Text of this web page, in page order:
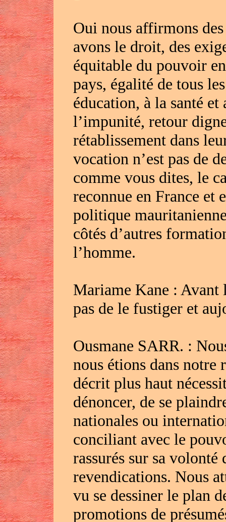
Oui nous affirmons
avons le droit, des
équitable du pouvoir
pays, égalité de tous
éducation, à la santé
l’impunité, retour
rétablissement dans
vocation n’est pas de
comme vous dites, le
reconnue en France et
politique
côtés d’autres
l’homme.
Mariame Kane : Avant
pas de le fustiger et
Ousmane SARR. :
nous étions dans notre
décrit plus haut
dénoncer, de se
nationales ou
conciliant avec le
rassurés sur sa volonté
revendications. Nous
vu se dessiner le plan
promotions de